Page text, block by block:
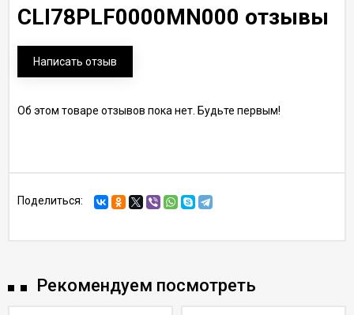
CLI78PLF0000MN000 отзывы
Написать отзыв
Об этом товаре отзывов пока нет. Будьте первым!
Поделиться:
Рекомендуем посмотреть